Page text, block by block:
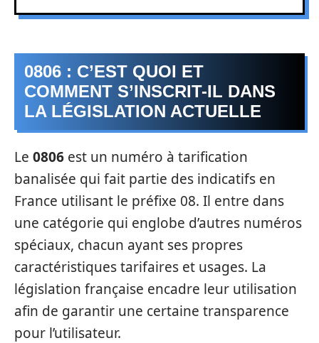
0806 : C’EST QUOI ET
COMMENT S’INSCRIT-IL DANS
LA LÉGISLATION ACTUELLE
Le 0806 est un numéro à tarification
banalisée qui fait partie des indicatifs en
France utilisant le préfixe 08. Il entre dans
une catégorie qui englobe d’autres numéros
spéciaux, chacun ayant ses propres
caractéristiques tarifaires et usages. La
législation française encadre leur utilisation
afin de garantir une certaine transparence
pour l’utilisateur.